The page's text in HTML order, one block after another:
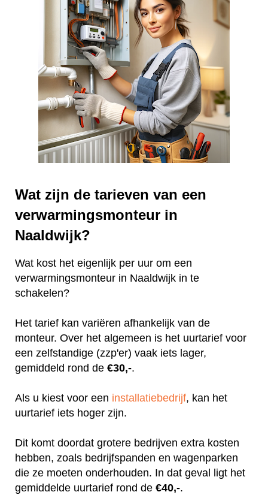
Wat zijn de tarieven van een
verwarmingsmonteur in
Naaldwijk?
Wat kost het eigenlijk per uur om een
verwarmingsmonteur in Naaldwijk in te
schakelen?
Het tarief kan variëren afhankelijk van de
monteur. Over het algemeen is het uurtarief voor
een zelfstandige (zzp'er) vaak iets lager,
gemiddeld rond de €30,-.
Als u kiest voor een installatiebedrijf, kan het
uurtarief iets hoger zijn.
Dit komt doordat grotere bedrijven extra kosten
hebben, zoals bedrijfspanden en wagenparken
die ze moeten onderhouden. In dat geval ligt het
gemiddelde uurtarief rond de €40,-.